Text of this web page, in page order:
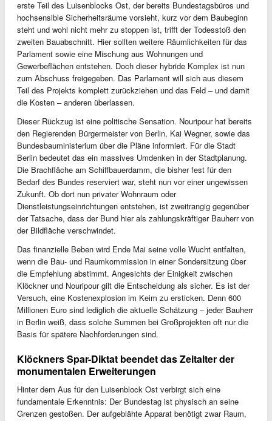
erste Teil des Luisenblocks Ost, der bereits Bundestagsbüros und
hochsensible Sicherheitsräume vorsieht, kurz vor dem Baubeginn
steht und wohl nicht mehr zu stoppen ist, trifft der Todesstoß den
zweiten Bauabschnitt. Hier sollten weitere Räumlichkeiten für das
Parlament sowie eine Mischung aus Wohnungen und
Gewerbeflächen entstehen. Doch dieser hybride Komplex ist nun
zum Abschuss freigegeben. Das Parlament will sich aus diesem
Teil des Projekts komplett zurückziehen und das Feld – und damit
die Kosten – anderen überlassen.
Dieser Rückzug ist eine politische Sensation. Nouripour hat bereits
den Regierenden Bürgermeister von Berlin, Kai Wegner, sowie das
Bundesbauministerium über die Pläne informiert. Für die Stadt
Berlin bedeutet das ein massives Umdenken in der Stadtplanung.
Die Brachfläche am Schiffbauerdamm, die bisher fest für den
Bedarf des Bundes reserviert war, steht nun vor einer ungewissen
Zukunft. Ob dort nun privater Wohnraum oder
Dienstleistungseinrichtungen entstehen, ist zweitrangig gegenüber
der Tatsache, dass der Bund hier als zahlungskräftiger Bauherr von
der Bildfläche verschwindet.
Das finanzielle Beben wird Ende Mai seine volle Wucht entfalten,
wenn die Bau- und Raumkommission in einer Sondersitzung über
die Empfehlung abstimmt. Angesichts der Einigkeit zwischen
Klöckner und Nouripour gilt die Entscheidung als sicher. Es ist der
Versuch, eine Kostenexplosion im Keim zu ersticken. Denn 600
Millionen Euro sind lediglich die aktuelle Schätzung – jeder Bauherr
in Berlin weiß, dass solche Summen bei Großprojekten oft nur die
Basis für spätere Nachforderungen sind.
Klöckners Spar-Diktat beendet das Zeitalter der
monumentalen Erweiterungen
Hinter dem Aus für den Luisenblock Ost verbirgt sich eine
fundamentale Erkenntnis: Der Bundestag ist physisch an seine
Grenzen gestoßen. Der aufgeblähte Apparat benötigt zwar Raum,